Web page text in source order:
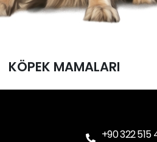
KÖPEK MAMALARI
+90 322 515